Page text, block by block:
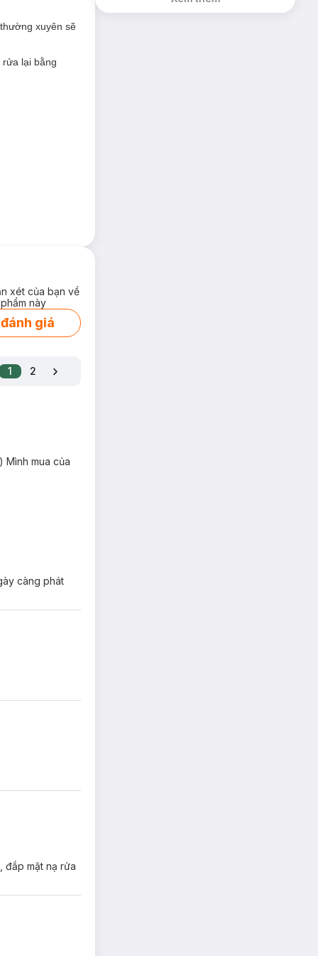
da, tăng
xuyên sẽ
lại bằng
xét của bạn về
này
giá
1 2
Mình mua của
càng phát
đắp mặt nạ rửa
Mụn, Mờ Vết